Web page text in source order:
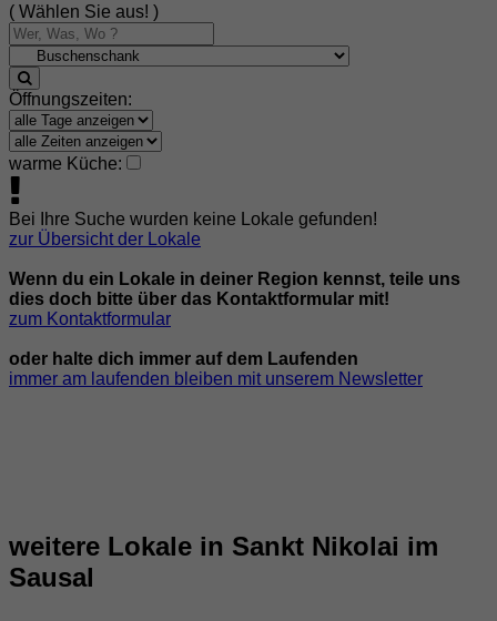
( Wählen Sie aus! )
Öffnungszeiten:
warme Küche:
Bei Ihre Suche wurden keine Lokale gefunden!
zur Übersicht der Lokale
Wenn du ein Lokale in deiner Region kennst, teile uns
dies doch bitte über das Kontaktformular mit!
zum Kontaktformular
oder halte dich immer auf dem Laufenden
immer am laufenden bleiben mit unserem Newsletter
weitere Lokale in Sankt Nikolai im
Sausal